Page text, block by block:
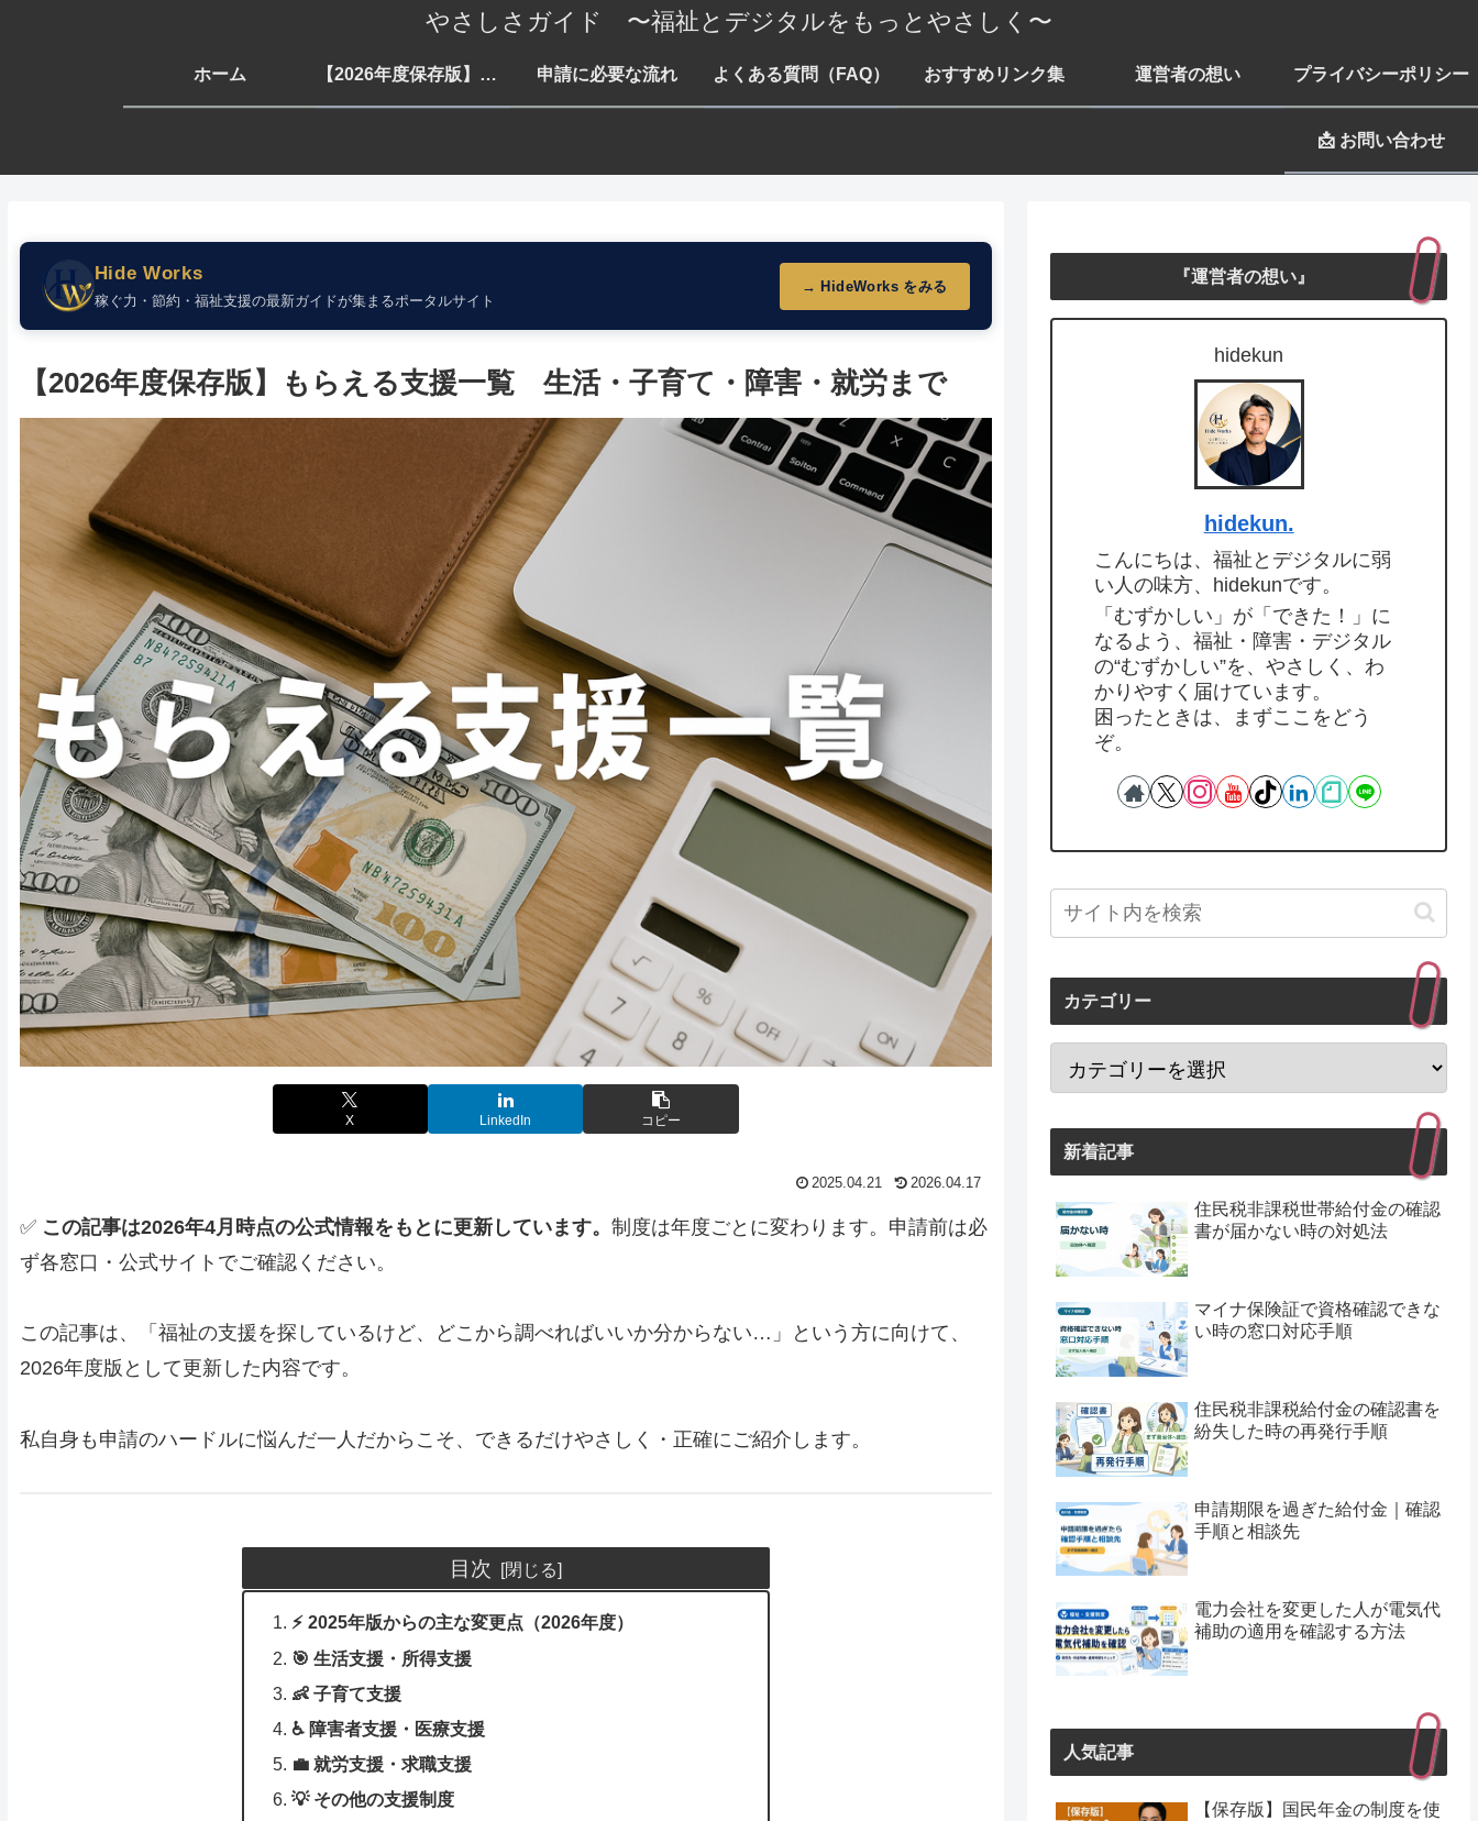
やさしさガイド 〜福祉とデジタルをもっとやさしく〜
ホーム 【2026年度保存版】もらえる支援一覧 生活・子育て・障害・就労まで 申請に必要な流れ よくある質問（FAQ） おすすめリンク集 運営者の想い プライバシーポリシー
📩 お問い合わせ
Hide Works
稼ぐ力・節約・福祉支援の最新ガイドが集まるポータルサイト
→ HideWorks をみる
【2026年度保存版】もらえる支援一覧 生活・子育て・障害・就労まで
X LinkedIn コピー
2025.04.21 2026.04.17
✅ この記事は2026年4月時点の公式情報をもとに更新しています。 制度は年度ごとに変わります。申請前は必
ず各窓口・公式サイトでご確認ください。
この記事は、「福祉の支援を探しているけど、どこから調べればいいか分からない…」という方に向けて、
2026年度版として更新した内容です。
私自身も申請のハードルに悩んだ一人だからこそ、できるだけやさしく・正確にご紹介します。
目次
⚡ 2025年版からの主な変更点（2026年度）
🎯 生活支援・所得支援
👶 子育て支援
♿ 障害者支援・医療支援
💼 就労支援・求職支援
💡 その他の支援制度
『運営者の想い』
hidekun
hidekun.
こんにちは、福祉とデジタルに弱
い人の味方、hidekunです。
「むずかしい」が「できた！」に
なるよう、福祉・障害・デジタル
の“むずかしい”を、やさしく、わ
かりやすく届けています。
困ったときは、まずここをどう
ぞ。
カテゴリー
新着記事
住民税非課税世帯給付金の確認
書が届かない時の対処法
マイナ保険証で資格確認できな
い時の窓口対応手順
住民税非課税給付金の確認書を
紛失した時の再発行手順
申請期限を過ぎた給付金｜確認
手順と相談先
電力会社を変更した人が電気代
補助の適用を確認する方法
人気記事
【保存版】国民年金の制度を使